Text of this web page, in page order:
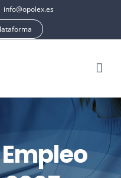
info@opolex.es